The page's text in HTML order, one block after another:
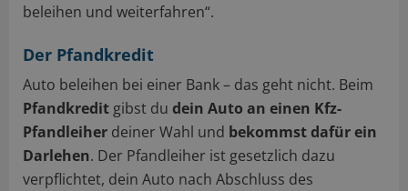
beleihen und weiterfahren“.
Der Pfandkredit
Auto beleihen bei einer Bank – das geht nicht. Beim
Pfandkredit gibst du dein Auto an einen Kfz-
Pfandleiher deiner Wahl und bekommst dafür ein
Darlehen. Der Pfandleiher ist gesetzlich dazu
verpflichtet, dein Auto nach Abschluss des